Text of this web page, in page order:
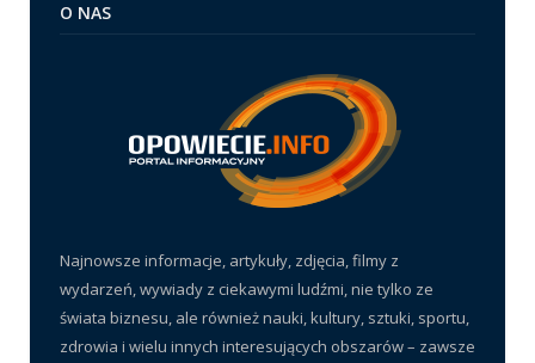
O NAS
Najnowsze informacje, artykuły, zdjęcia, filmy z
wydarzeń, wywiady z ciekawymi ludźmi, nie tylko ze
świata biznesu, ale również nauki, kultury, sztuki, sportu,
zdrowia i wielu innych interesujących obszarów – zawsze